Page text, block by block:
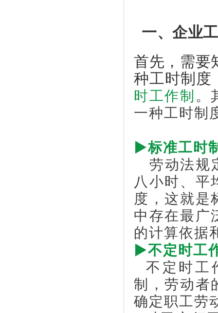
一、企业
首先，需要
种工时制度
时工作制 。
一种工时制
▶标准工时
劳动法规
八小时、平
度，这就是
中存在最广
的计算依据
▶不定时工
不定时工
制，劳动者
确定职工劳